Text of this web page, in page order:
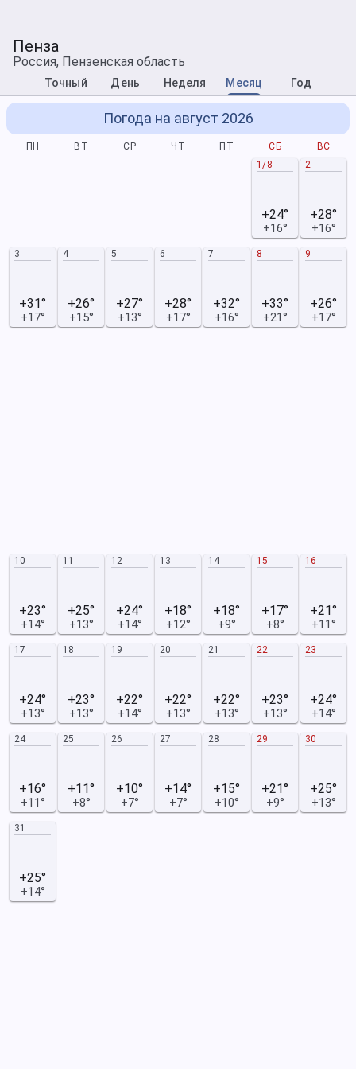
Пенза
Россия, Пензенская область
Точный День Неделя Месяц Год
Погода на август 2026
ПН ВТ СР ЧТ ПТ СБ
ВС
1/8
+24°
+16°
2
+28°
+16°
3
+31°
+17°
4
+26°
+15°
5
+27°
+13°
6
+28°
+17°
7
+32°
+16°
8
+33°
+21°
9
+26°
+17°
10
+23°
+14°
11
+25°
+13°
12
+24°
+14°
13
+18°
+12°
14
+18°
+9°
15
+17°
+8°
16
+21°
+11°
17
+24°
+13°
18
+23°
+13°
19
+22°
+14°
20
+22°
+13°
21
+22°
+13°
22
+23°
+13°
23
+24°
+14°
24
+16°
+11°
25
+11°
+8°
26
+10°
+7°
27
+14°
+7°
28
+15°
+10°
29
+21°
+9°
30
+25°
+13°
31
+25°
+14°